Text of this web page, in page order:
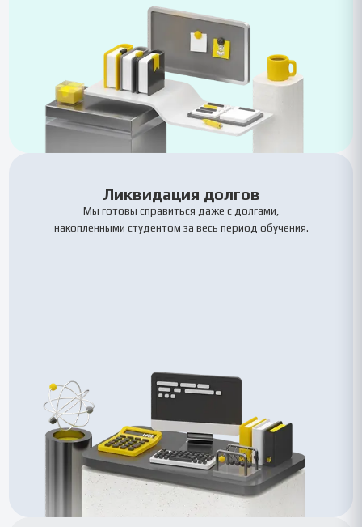
Ликвидация долгов
Мы готовы справиться даже с долгами,
накопленными студентом за весь период обучения.